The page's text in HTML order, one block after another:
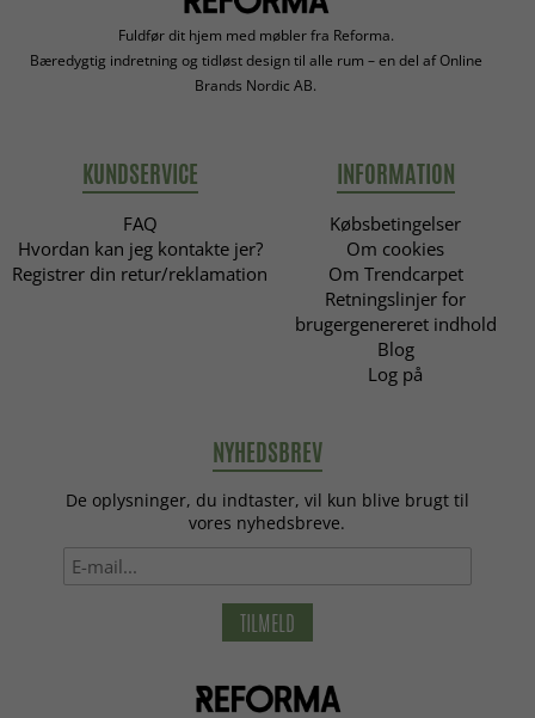
Fuldfør dit hjem med møbler fra Reforma.
Bæredygtig indretning og tidløst design til alle rum – en del af Online
Brands Nordic AB.
KUNDSERVICE
FAQ
Hvordan kan jeg kontakte jer?
Registrer din retur/reklamation
INFORMATION
Købsbetingelser
Om cookies
Om Trendcarpet
Retningslinjer for
brugergenereret indhold
Blog
Log på
NYHEDSBREV
De oplysninger, du indtaster, vil kun blive brugt til
vores nyhedsbreve.
TILMELD